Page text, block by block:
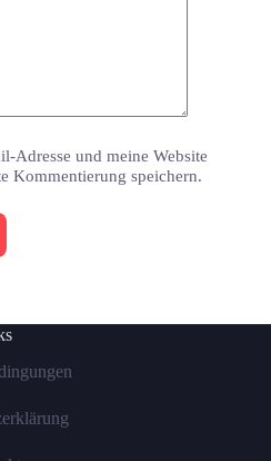
Adresse und meine Website
Kommentierung speichern.